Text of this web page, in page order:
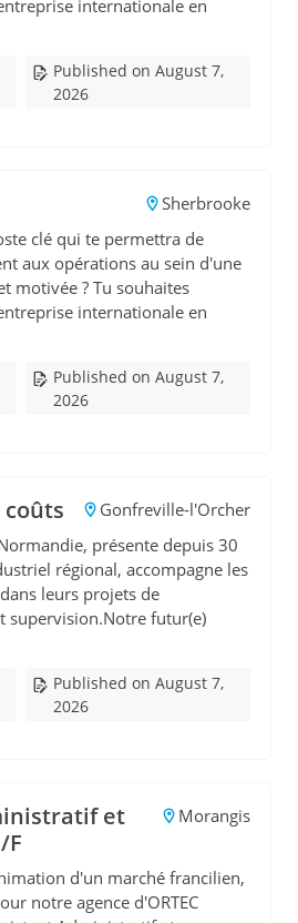
internationale en
Published on August 7,
2026
Sherbrooke
clé qui te permettra de
aux opérations au sein d'une
motivée ? Tu souhaites
internationale en
Published on August 7,
2026
Gonfreville-l'Orcher
présente depuis 30
régional, accompagne les
leurs projets de
supervision.Notre futur(e)
Published on August 7,
2026
et
F
Morangis
d'un marché francilien,
notre agence d'ORTEC